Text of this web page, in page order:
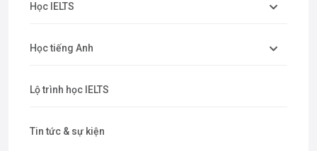
Học IELTS
Học tiếng Anh
Lộ trình học IELTS
Tin tức & sự kiện